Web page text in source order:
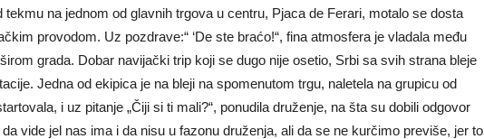
na jednom od glavnih trgova u centru, Pjaca de Ferari, motalo se dosta
provodom. Uz pozdrave:“ ‘De ste braćo!“, fina atmosfera je vladala među
grada. Dobar navijački trip koji se dugo nije osetio, Srbi sa svih strana bleje
Jedna od ekipica je na bleji na spomenutom trgu, naletela na grupicu od
i uz pitanje „Čiji si ti mali?“, ponudila druženje, na šta su dobili odgovor
vide jel nas ima i da nisu u fazonu druženja, ali da se ne kurčimo previše, jer to